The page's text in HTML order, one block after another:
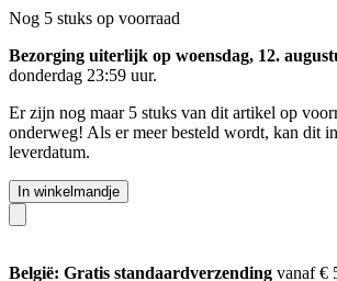
Nog 5 stuks op voorraad
Bezorging uiterlijk op woensdag, 12.
donderdag 23:59 uur.
Er zijn nog maar 5 stuks van dit artikel op
onderweg! Als er meer besteld wordt, kan dit
leverdatum.
In winkelmandje
België: Gratis standaardverzending vanaf €